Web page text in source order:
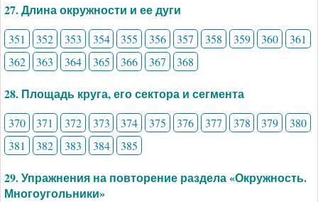
27. Длина окружности и ее дуги
351 352 353 354 355 356 357 358 359 360
361
362
363 364 365 366 367 368
28. Площадь круга, его сектора и сегмента
370 371 372 373 374 375 376 377 378 379
380
381
382 383 384 385
29. Упражнения на повторение раздела «Окружность.
Многоугольники»